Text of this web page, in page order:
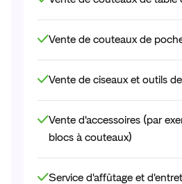
Vente de couteaux de
Vente de ciseaux et outils
Vente d'accessoires (par
blocs à couteaux)
Service d'affûtage et